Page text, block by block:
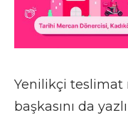
Yenilikçi
başkasını da